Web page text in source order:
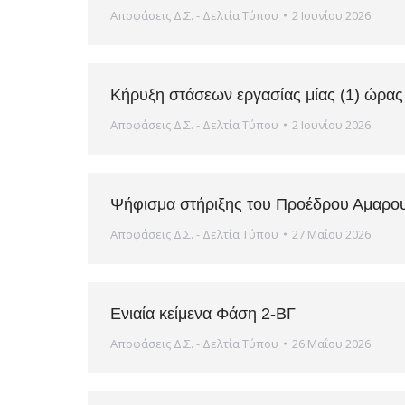
Αποφάσεις Δ.Σ. - Δελτία Τύπου 2 Ιουνίου 2026
Κήρυξη στάσεων εργασίας μίας (1) ώρας
Αποφάσεις Δ.Σ. - Δελτία Τύπου 2 Ιουνίου 2026
Ψήφισμα στήριξης του Προέδρου
Αποφάσεις Δ.Σ. - Δελτία Τύπου 27 Μαΐου 2026
Ενιαία κείμενα Φάση 2-ΒΓ
Αποφάσεις Δ.Σ. - Δελτία Τύπου 26 Μαΐου 2026